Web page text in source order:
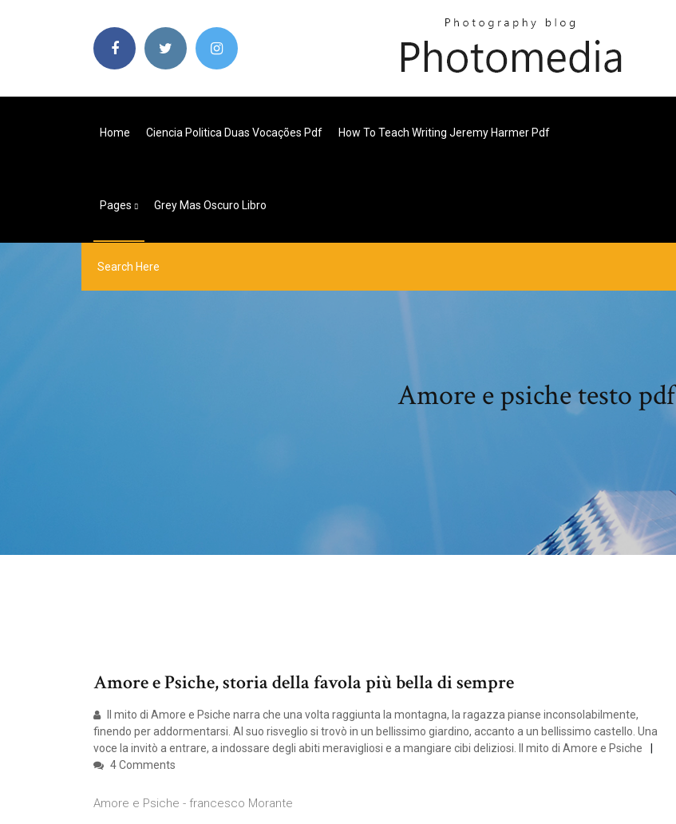
Home Ciencia Politica Duas Vocações Pdf How To Teach Writing Jeremy Harmer Pdf
Pages Grey Mas Oscuro Libro
Amore e psiche testo pdf
Amore e Psiche, storia della favola più bella di sempre
Il mito di Amore e Psiche narra che una volta raggiunta la montagna, la ragazza pianse inconsolabilmente,
finendo per addormentarsi. Al suo risveglio si trovò in un bellissimo giardino, accanto a un bellissimo castello. Una
voce la invitò a entrare, a indossare degli abiti meravigliosi e a mangiare cibi deliziosi. Il mito di Amore e Psiche
4 Comments
Amore e Psiche - francesco Morante